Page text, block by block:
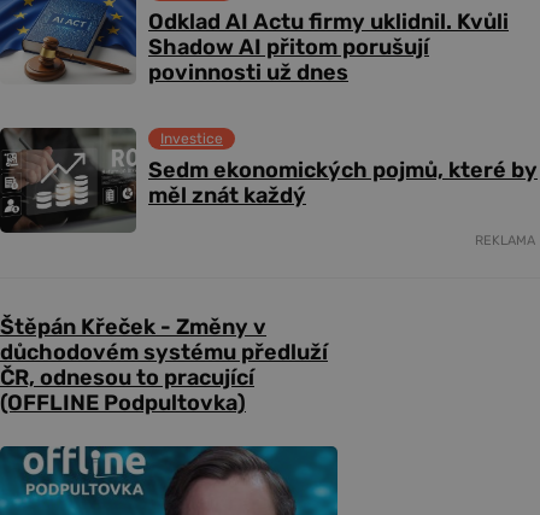
Odklad AI Actu firmy uklidnil. Kvůli
Shadow AI přitom porušují
povinnosti už dnes
Sedm ekonomických pojmů, které by
měl znát každý
Investice
REKLAMA
Štěpán Křeček - Změny v
důchodovém systému předluží
ČR, odnesou to pracující
(OFFLINE Podpultovka)